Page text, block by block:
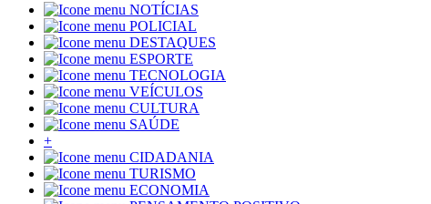
NOTÍCIAS
POLICIAL
DESTAQUES
ESPORTE
TECNOLOGIA
VEÍCULOS
CULTURA
SAÚDE
+
CIDADANIA
TURISMO
ECONOMIA